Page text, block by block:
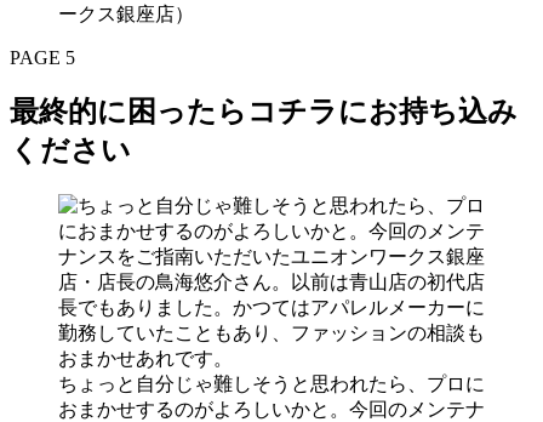
ークス銀座店）
PAGE 5
最終的に困ったらコチラにお持ち込み
ください
ちょっと自分じゃ難しそうと思われたら、プロに
おまかせするのがよろしいかと。今回のメンテナ